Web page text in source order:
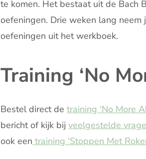
te komen. Het bestaat uit de Bach
oefeningen. Drie weken lang
oefeningen uit het werkboek.
Training ‘No
Bestel direct de training ‘No More
bericht of kijk bij veelgestelde
ook een training ‘Stoppen Met